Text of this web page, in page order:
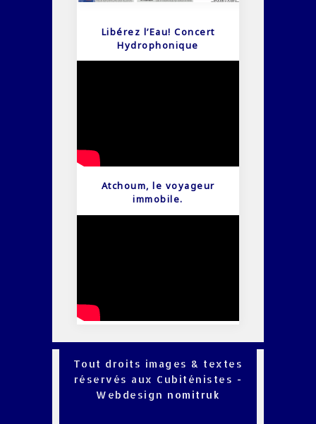
Libérez l’Eau! Concert
Hydrophonique
Atchoum, le voyageur
immobile.
Tout droits images & textes
réservés aux Cubiténistes -
Webdesign nomitruk